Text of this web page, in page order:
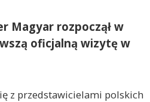
Magyar rozpoczął w
oficjalną wizytę w
z przedstawicielami polskich